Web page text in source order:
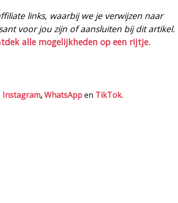
links, waarbij we je verwijzen naar
voor jou zijn of aansluiten bij dit artikel.
alle mogelijkheden op een rijtje.
Instagram,WhatsAppen TikTok.